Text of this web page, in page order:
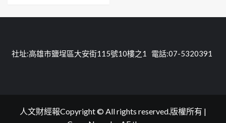
社址:高雄市鹽埕區大安街115號10樓之1 電話:07-5320391
人文財經報Copyright © All rights reserved.版權所有 |